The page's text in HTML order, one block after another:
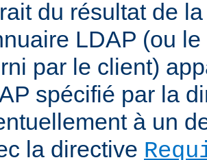
du résultat de
LDAP (ou
par le client)
spécifié par la
à un
la directive